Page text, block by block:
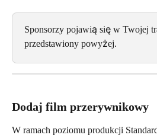
Sponsorzy pojawią się w Twojej
przedstawiony powyżej.
Dodaj film przerywnikowy
W ramach poziomu produkcji